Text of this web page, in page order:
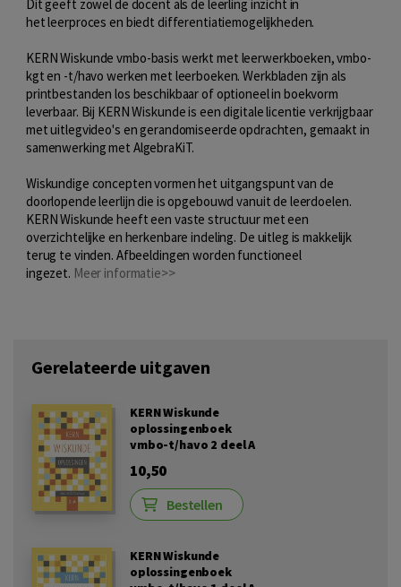
Dit geeft zowel de docent als de leerling inzicht in
het leerproces en biedt differentiatiemogelijkheden.
KERN Wiskunde vmbo-basis werkt met leerwerkboeken, vmbo-
kgt en -t/havo werken met leerboeken. Werkbladen zijn als
printbestanden los beschikbaar of optioneel in boekvorm
leverbaar. Bij KERN Wiskunde is een digitale licentie verkrijgbaar
met uitlegvideo's en gerandomiseerde opdrachten, gemaakt in
samenwerking met AlgebraKiT.
Wiskundige concepten vormen het uitgangspunt van de
doorlopende leerlijn die is opgebouwd vanuit de leerdoelen.
KERN Wiskunde heeft een vaste structuur met een
overzichtelijke en herkenbare indeling. De uitleg is makkelijk
terug te vinden. Afbeeldingen worden functioneel
ingezet. Meer informatie>>
Gerelateerde uitgaven
KERN Wiskunde
oplossingenboek
vmbo-t/havo 2 deel A
10,50
Bestellen
KERN Wiskunde
oplossingenboek